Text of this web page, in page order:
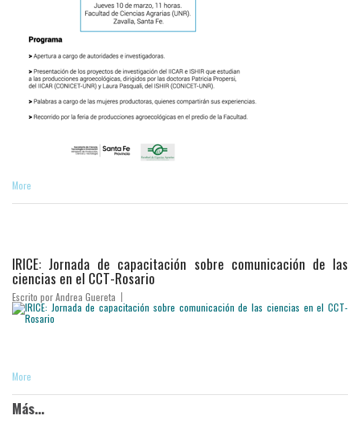
More
IRICE: Jornada de capacitación sobre comunicación de las
ciencias en el CCT-Rosario
Escrito porAndrea Guereta
More
Más...